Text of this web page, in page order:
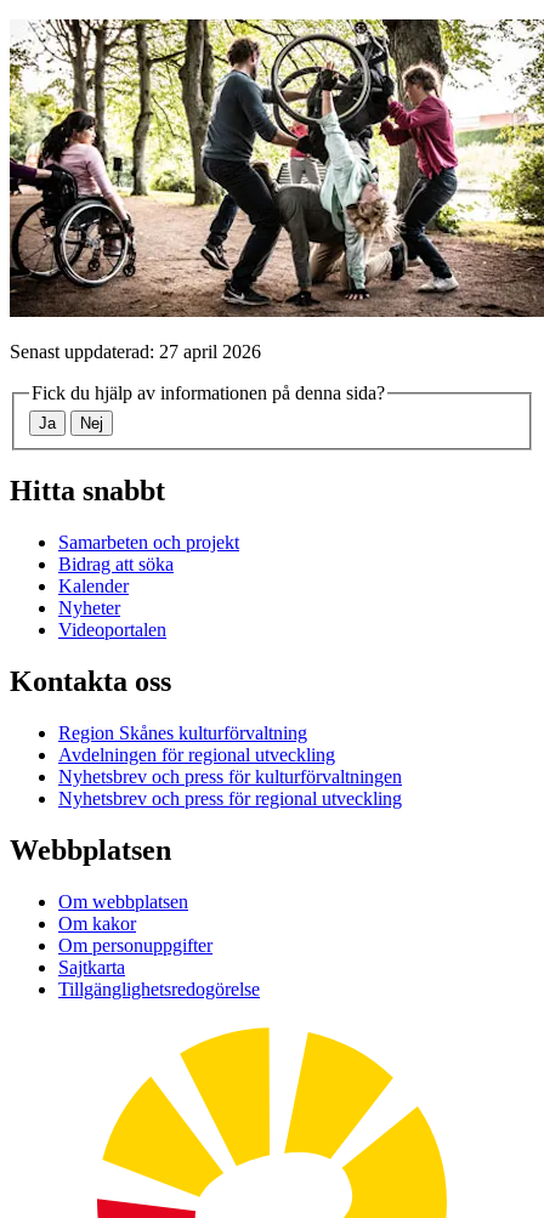
Senast uppdaterad: 27 april 2026
Fick du hjälp av informationen på denna sida?
Ja Nej
Hitta snabbt
Samarbeten och projekt
Bidrag att söka
Kalender
Nyheter
Videoportalen
Kontakta oss
Region Skånes kulturförvaltning
Avdelningen för regional utveckling
Nyhetsbrev och press för kulturförvaltningen
Nyhetsbrev och press för regional utveckling
Webbplatsen
Om webbplatsen
Om kakor
Om personuppgifter
Sajtkarta
Tillgänglighetsredogörelse